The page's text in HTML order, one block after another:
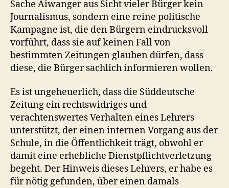
Sache Aiwanger aus Sicht vieler Bürger kein
Journalismus, sondern eine reine politische
Kampagne ist, die den Bürgern eindrucksvoll
vorführt, dass sie auf keinen Fall von
bestimmten Zeitungen glauben dürfen, dass
diese, die Bürger sachlich informieren wollen.
Es ist ungeheuerlich, dass die Süddeutsche
Zeitung ein rechtswidriges und
verachtenswertes Verhalten eines Lehrers
unterstützt, der einen internen Vorgang aus der
Schule, in die Öffentlichkeit trägt, obwohl er
damit eine erhebliche Dienstpflichtverletzung
begeht. Der Hinweis dieses Lehrers, er habe es
für nötig gefunden, über einen damals